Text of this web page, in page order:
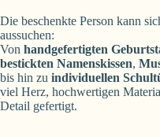
Die beschenkte Person kann
aussuchen:
Von handgefertigten
bestickten Namenskissen,
bis hin zu individuellen
viel Herz, hochwertigen
Detail gefertigt.